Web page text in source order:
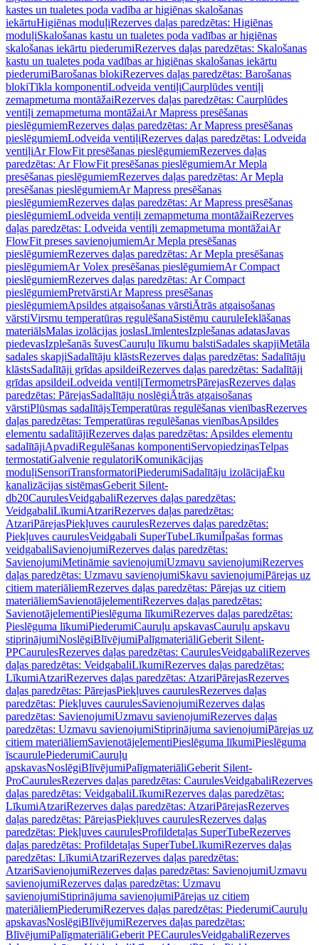
kastes un tualetes poda vadība ar higiēnas skalošanas
iekārtuHigiēnas moduļiRezerves daļas paredzētas: Higiēnas
moduļiSkalošanas kastu un tualetes poda vadības ar higiēnas
skalošanas iekārtu piederumiRezerves daļas paredzētas: Skalošanas
kastu un tualetes poda vadības ar higiēnas skalošanas iekārtu
piederumiBarošanas blokiRezerves daļas paredzētas: Barošanas
blokiTīkla komponentiLodveida ventiļiCaurplūdes ventiļi
zemapmetuma montāžaiRezerves daļas paredzētas: Caurplūdes
ventiļi zemapmetuma montāžaiAr Mapress presēšanas
pieslēgumiemRezerves daļas paredzētas: Ar Mapress presēšanas
pieslēgumiemLodveida ventiļiRezerves daļas paredzētas: Lodveida
ventiļiAr FlowFit presēšanas pieslēgumiemRezerves daļas
paredzētas: Ar FlowFit presēšanas pieslēgumiemAr Mepla
presēšanas pieslēgumiemRezerves daļas paredzētas: Ar Mepla
presēšanas pieslēgumiemAr Mapress presēšanas
pieslēgumiemRezerves daļas paredzētas: Ar Mapress presēšanas
pieslēgumiemLodveida ventiļi zemapmetuma montāžaiRezerves
daļas paredzētas: Lodveida ventiļi zemapmetuma montāžaiAr
FlowFit preses savienojumiemAr Mepla presēšanas
pieslēgumiemRezerves daļas paredzētas: Ar Mepla presēšanas
pieslēgumiemAr Volex presēšanas pieslēgumiemAr Compact
pieslēgumiemRezerves daļas paredzētas: Ar Compact
pieslēgumiemPretvārstiAr Mapress presēšanas
pieslēgumiemApsildes atgaisošanas vārstiĀtrās atgaisošanas
vārstiVirsmu temperatūras regulēšanaSistēmu cauruleIeklāšanas
materiālsMalas izolācijas joslasLīmlentesIzplešanas adatasJavas
piedevasIzplešanās šuvesCauruļu līkumu balstiSadales skapjiMetāla
sadales skapjiSadalītāju klāstsRezerves daļas paredzētas: Sadalītāju
klāstsSadalītāji grīdas apsildeiRezerves daļas paredzētas: Sadalītāji
grīdas apsildeiLodveida ventiļiTermometrsPārejasRezerves daļas
paredzētas: PārejasSadalītāju noslēgiĀtrās atgaisošanas
vārstiPlūsmas sadalītājsTemperatūras regulēšanas vienībasRezerves
daļas paredzētas: Temperatūras regulēšanas vienībasApsildes
elementu sadalītājiRezerves daļas paredzētas: Apsildes elementu
sadalītājiApvadiRegulēšanas komponentiServopiedziņasTelpas
termostatiGalvenie regulatoriKomunikācijas
moduļiSensoriTransformatoriPiederumiSadalītāju izolācijaĒku
kanalizācijas sistēmasGeberit Silent-
db20CaurulesVeidgabaliRezerves daļas paredzētas:
VeidgabaliLīkumiAtzariRezerves daļas paredzētas:
AtzariPārejasPiekļuves caurulesRezerves daļas paredzētas:
Piekļuves caurulesVeidgabali SuperTubeLīkumiĪpašas formas
veidgabaliSavienojumiRezerves daļas paredzētas:
SavienojumiMetināmie savienojumiUzmavu savienojumiRezerves
daļas paredzētas: Uzmavu savienojumiSkavu savienojumiPārejas uz
citiem materiāliemRezerves daļas paredzētas: Pārejas uz citiem
materiāliemSavienotājelementiRezerves daļas paredzētas:
SavienotājelementiPieslēguma līkumiRezerves daļas paredzētas:
Pieslēguma līkumiPiederumiCauruļu apskavasCauruļu apskavu
stiprinājumiNoslēgiBlīvējumiPalīgmateriāliGeberit Silent-
PPCaurulesRezerves daļas paredzētas: CaurulesVeidgabaliRezerves
daļas paredzētas: VeidgabaliLīkumiRezerves daļas paredzētas:
LīkumiAtzariRezerves daļas paredzētas: AtzariPārejasRezerves
daļas paredzētas: PārejasPiekļuves caurulesRezerves daļas
paredzētas: Piekļuves caurulesSavienojumiRezerves daļas
paredzētas: SavienojumiUzmavu savienojumiRezerves daļas
paredzētas: Uzmavu savienojumiStiprinājuma savienojumiPārejas uz
citiem materiāliemSavienotājelementiPieslēguma līkumiPieslēguma
īscaurulePiederumiCauruļu
apskavasNoslēgiBlīvējumiPalīgmateriāliGeberit Silent-
ProCaurulesRezerves daļas paredzētas: CaurulesVeidgabaliRezerves
daļas paredzētas: VeidgabaliLīkumiRezerves daļas paredzētas:
LīkumiAtzariRezerves daļas paredzētas: AtzariPārejasRezerves
daļas paredzētas: PārejasPiekļuves caurulesRezerves daļas
paredzētas: Piekļuves caurulesProfildetaļas SuperTubeRezerves
daļas paredzētas: Profildetaļas SuperTubeLīkumiRezerves daļas
paredzētas: LīkumiAtzariRezerves daļas paredzētas:
AtzariSavienojumiRezerves daļas paredzētas: SavienojumiUzmavu
savienojumiRezerves daļas paredzētas: Uzmavu
savienojumiStiprinājuma savienojumiPārejas uz citiem
materiāliemPiederumiRezerves daļas paredzētas: PiederumiCauruļu
apskavasNoslēgiBlīvējumiRezerves daļas paredzētas:
BlīvējumiPalīgmateriāliGeberit PECaurulesVeidgabaliRezerves